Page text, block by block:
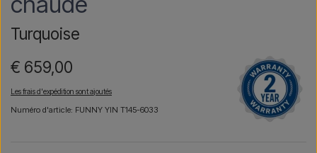
Turquoise
€ 659,00
Les frais d'expédition sont ajoutés
Numéro d'article: FUNNY YIN T145-6033